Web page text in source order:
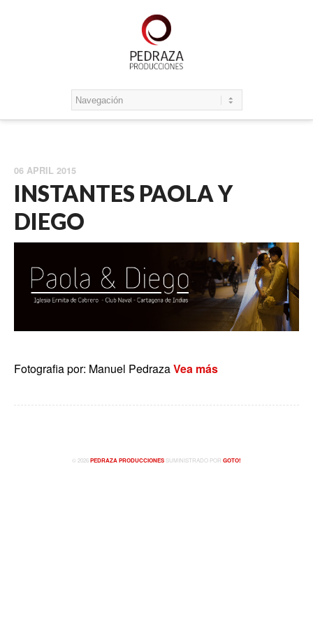
06 APRIL 2015
INSTANTES PAOLA Y
DIEGO
Fotografia por: Manuel PedrazaVea más
© 2026PEDRAZA PRODUCCIONESSUMINISTRADO POR GOTO!